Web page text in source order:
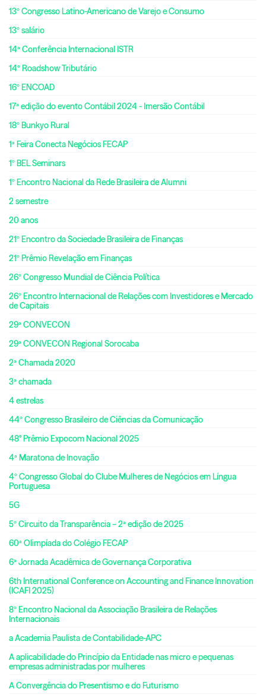
13º Congresso Latino-Americano de Varejo e Consumo
13º salário
14ª Conferência Internacional ISTR
14º Roadshow Tributário
16º ENCOAD
17ª edição do evento Contábil 2024 - Imersão Contábil
18º Bunkyo Rural
1ª Feira Conecta Negócios FECAP
1º BEL Seminars
1º Encontro Nacional da Rede Brasileira de Alumni
2 semestre
20 anos
21º Encontro da Sociedade Brasileira de Finanças
21º Prêmio Revelação em Finanças
26º Congresso Mundial de Ciência Política
26º Encontro Internacional de Relações com Investidores e Mercado
de Capitais
29ª CONVECON
29ª CONVECON Regional Sorocaba
2ª Chamada 2020
3ª chamada
4 estrelas
44º Congresso Brasileiro de Ciências da Comunicação
48° Prêmio Expocom Nacional 2025
4ª Maratona de Inovação
4º Congresso Global do Clube Mulheres de Negócios em Língua
Portuguesa
5G
5º Circuito da Transparência – 2ª edição de 2025
60ª Olimpíada do Colégio FECAP
6ª Jornada Acadêmica de Governança Corporativa
6th International Conference on Accounting and Finance Innovation
(ICAFI 2025)
8º Encontro Nacional da Associação Brasileira de Relações
Internacionais
a Academia Paulista de Contabilidade-APC
A aplicabilidade do Princípio da Entidade nas micro e pequenas
empresas administradas por mulheres
A Convergência do Presentismo e do Futurismo